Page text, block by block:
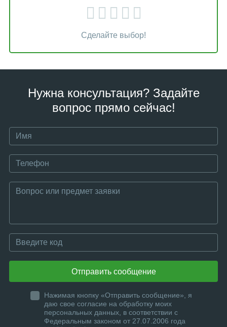
Сделайте выбор!
Нужна консультация? Задайте
вопрос прямо сейчас!
Отправить сообщение
Нажимая кнопку «Отправить сообщение», я
даю свое согласие на обработку моих
персональных данных, в соответствии с
Федеральным законом от 27.07.2006 года